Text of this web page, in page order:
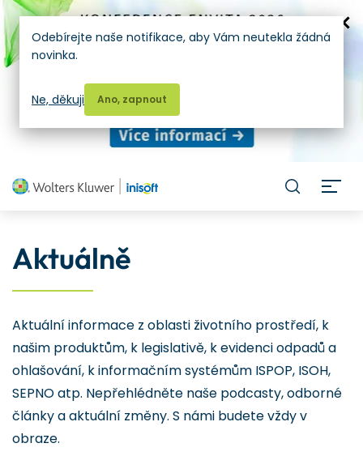
Aktuálně
Aktuální informace z oblasti životního prostředí, k
našim produktům, k legislativě, k evidenci odpadů a
ohlašování, k informačním systémům ISPOP, ISOH,
SEPNO atp. Nepřehlédněte naše podcasty, odborné
články a aktuální změny. S námi budete vždy v
obraze.
Odebírejte naše notifikace, aby Vám neutekla žádná
novinka.
Ano, zapnout
Ne, děkuji